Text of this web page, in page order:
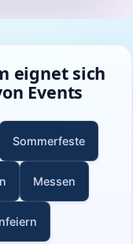
eignet sich
Events
Sommerfeste
Messen